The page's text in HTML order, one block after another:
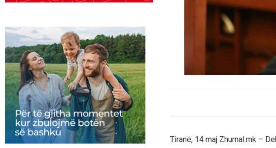
Tiranë, 14 maj Zhurnal.mk –